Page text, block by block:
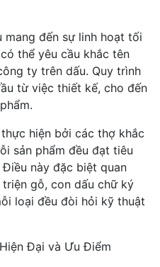
mang đến sự linh hoạt tối
thể yêu cầu khắc tên
ty trên dấu. Quy trình
từ việc thiết kế, cho đến
hiện bởi các thợ khắc
sản phẩm đều đạt tiêu
này đặc biệt quan
gỗ, con dấu chữ ký
loại đều đòi hỏi kỹ thuật
Đại và Ưu Điểm